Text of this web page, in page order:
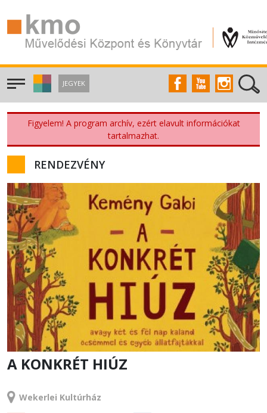
JEGYEK
Figyelem! A program archív, ezért elavult információkat
tartalmazhat.
RENDEZVÉNY
A KONKRÉT HIÚZ
Wekerlei Kultúrház